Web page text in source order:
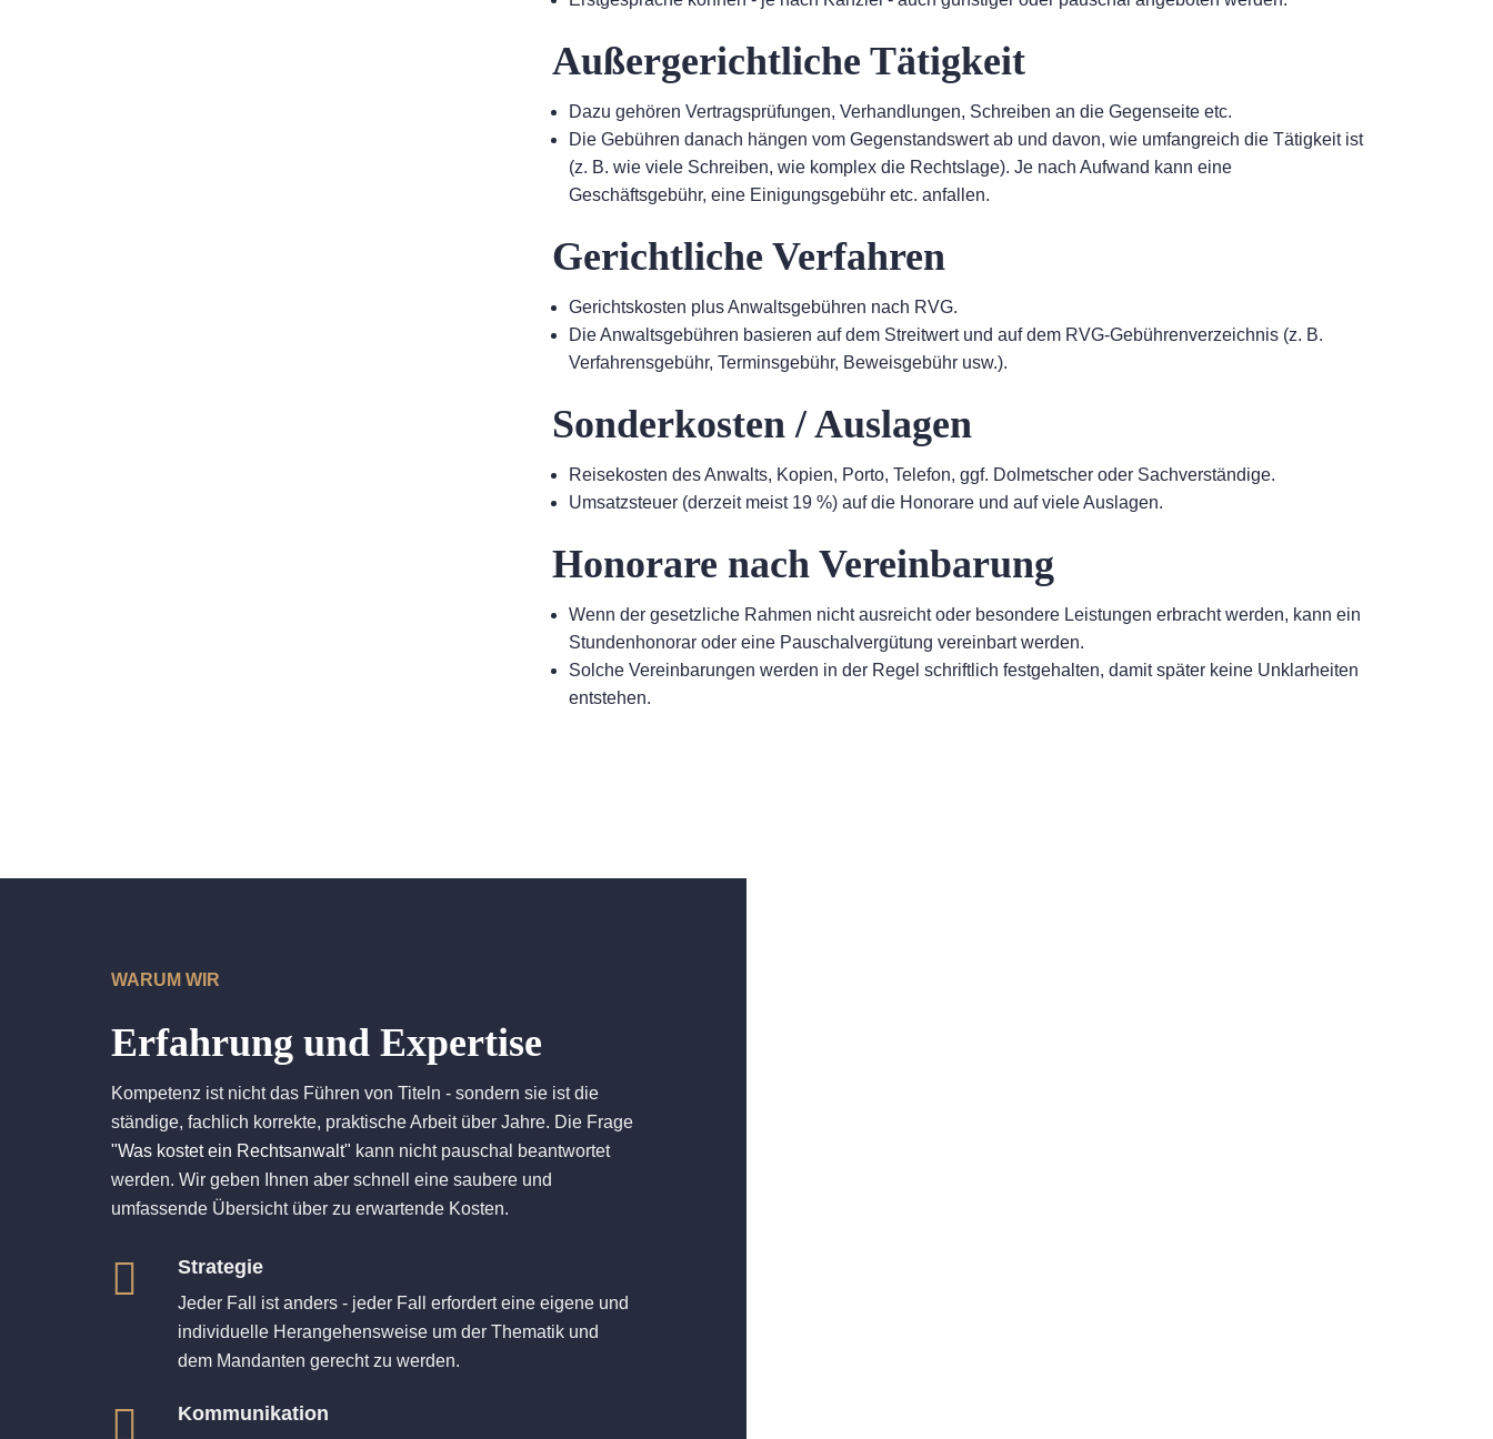
Außergerichtliche Tätigkeit
Dazu gehören Vertragsprüfungen, Verhandlungen, Schreiben an die Gegenseite etc.
Die Gebühren danach hängen vom Gegenstandswert ab und davon, wie umfangreich die Tätigkeit ist
(z. B. wie viele Schreiben, wie komplex die Rechtslage). Je nach Aufwand kann eine
Geschäftsgebühr, eine Einigungsgebühr etc. anfallen.
Gerichtliche Verfahren
Gerichtskosten plus Anwaltsgebühren nach RVG.
Die Anwaltsgebühren basieren auf dem Streitwert und auf dem RVG-Gebührenverzeichnis (z. B.
Verfahrensgebühr, Terminsgebühr, Beweisgebühr usw.).
Sonderkosten / Auslagen
Reisekosten des Anwalts, Kopien, Porto, Telefon, ggf. Dolmetscher oder Sachverständige.
Umsatzsteuer (derzeit meist 19 %) auf die Honorare und auf viele Auslagen.
Honorare nach Vereinbarung
Wenn der gesetzliche Rahmen nicht ausreicht oder besondere Leistungen erbracht werden, kann ein
Stundenhonorar oder eine Pauschalvergütung vereinbart werden.
Solche Vereinbarungen werden in der Regel schriftlich festgehalten, damit später keine Unklarheiten
entstehen.
WARUM WIR
Erfahrung und Expertise
Kompetenz ist nicht das Führen von Titeln - sondern sie ist die
ständige, fachlich korrekte, praktische Arbeit über Jahre. Die Frage
"Was kostet ein Rechtsanwalt" kann nicht pauschal beantwortet
werden. Wir geben Ihnen aber schnell eine saubere und
umfassende Übersicht über zu erwartende Kosten.
Strategie
Jeder Fall ist anders - jeder Fall erfordert eine eigene und
individuelle Herangehensweise um der Thematik und
dem Mandanten gerecht zu werden.
Kommunikation